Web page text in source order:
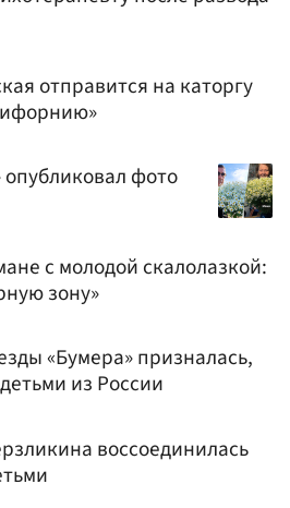
отправится на каторгу
опубликовал фото
с молодой скалолазкой:
зону»
«Бумера» призналась,
из России
воссоединилась